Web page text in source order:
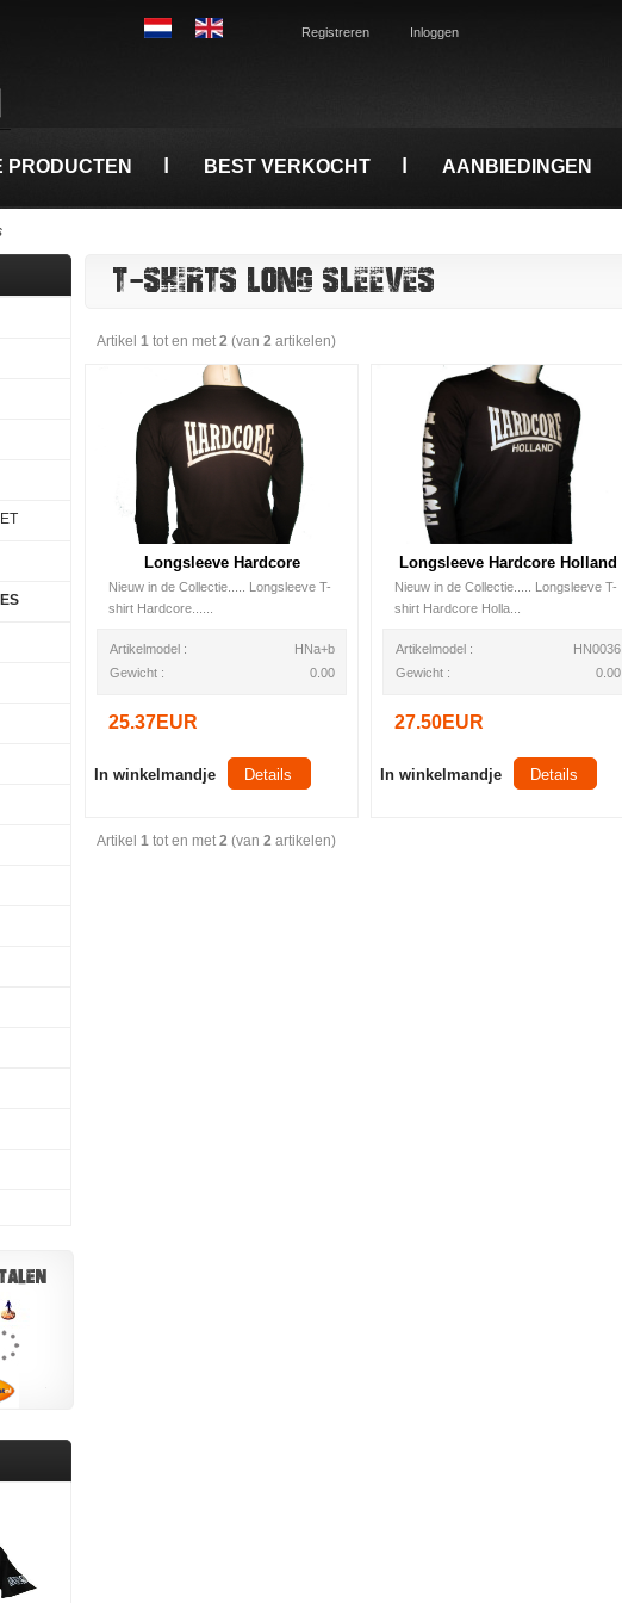
Registreren Inloggen
PRODUCTEN BEST VERKOCHT AANBIEDINGEN
T-SHIRTS LONG SLEEVES
Artikel 1 tot en met2 (van 2 artikelen)
Longsleeve Hardcore
Nieuw in de Collectie..... Longsleeve T-
shirt Hardcore......
Artikelmodel :
HNa+b
Gewicht :
0.00
25.37EUR
In winkelmandje Details
Longsleeve Hardcore Holland
Nieuw in de Collectie..... Longsleeve T-
shirt Hardcore Holla...
Artikelmodel :
HN0036
Gewicht :
0.00
27.50EUR
In winkelmandje Details
Artikel 1 tot en met2 (van 2 artikelen)